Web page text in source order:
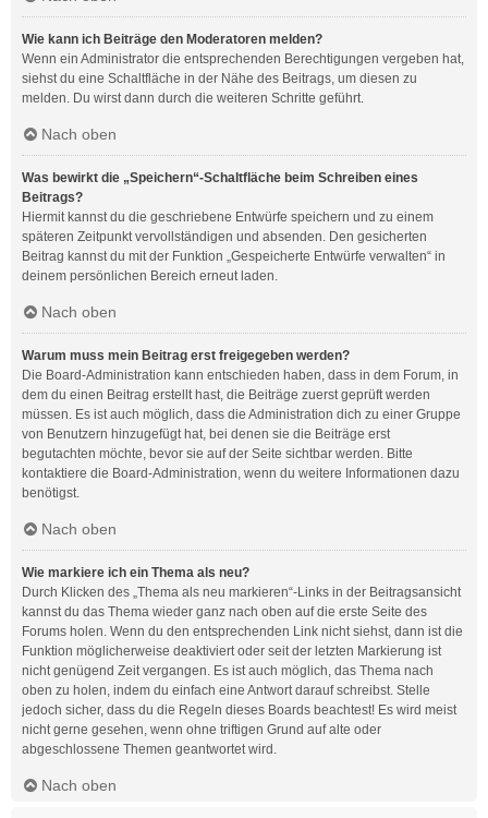
Wie kann ich Beiträge den Moderatoren melden?
Wenn ein Administrator die entsprechenden Berechtigungen vergeben hat,
siehst du eine Schaltfläche in der Nähe des Beitrags, um diesen zu
melden. Du wirst dann durch die weiteren Schritte geführt.
Nach oben
Was bewirkt die „Speichern“-Schaltfläche beim Schreiben eines
Beitrags?
Hiermit kannst du die geschriebene Entwürfe speichern und zu einem
späteren Zeitpunkt vervollständigen und absenden. Den gesicherten
Beitrag kannst du mit der Funktion „Gespeicherte Entwürfe verwalten“ in
deinem persönlichen Bereich erneut laden.
Nach oben
Warum muss mein Beitrag erst freigegeben werden?
Die Board-Administration kann entschieden haben, dass in dem Forum, in
dem du einen Beitrag erstellt hast, die Beiträge zuerst geprüft werden
müssen. Es ist auch möglich, dass die Administration dich zu einer Gruppe
von Benutzern hinzugefügt hat, bei denen sie die Beiträge erst
begutachten möchte, bevor sie auf der Seite sichtbar werden. Bitte
kontaktiere die Board-Administration, wenn du weitere Informationen dazu
benötigst.
Nach oben
Wie markiere ich ein Thema als neu?
Durch Klicken des „Thema als neu markieren“-Links in der Beitragsansicht
kannst du das Thema wieder ganz nach oben auf die erste Seite des
Forums holen. Wenn du den entsprechenden Link nicht siehst, dann ist die
Funktion möglicherweise deaktiviert oder seit der letzten Markierung ist
nicht genügend Zeit vergangen. Es ist auch möglich, das Thema nach
oben zu holen, indem du einfach eine Antwort darauf schreibst. Stelle
jedoch sicher, dass du die Regeln dieses Boards beachtest! Es wird meist
nicht gerne gesehen, wenn ohne triftigen Grund auf alte oder
abgeschlossene Themen geantwortet wird.
Nach oben